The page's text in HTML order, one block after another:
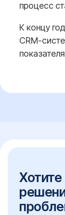
процесс
К концу
СRM-
Хотите